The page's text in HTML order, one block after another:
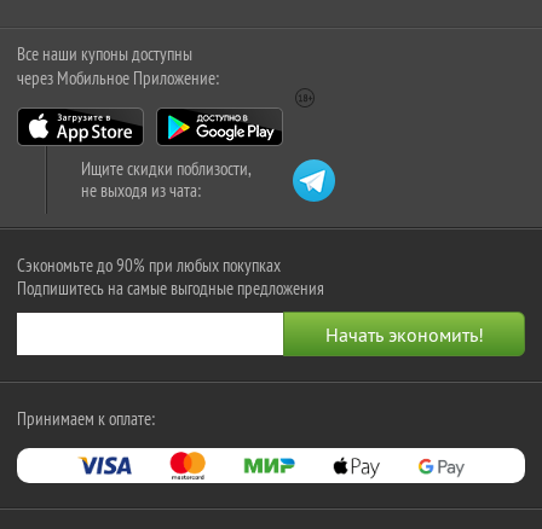
Все наши купоны доступны
через Мобильное Приложение:
Ищите скидки поблизости,
не выходя из чата:
Сэкономьте до 90% при любых покупках
Подпишитесь на самые выгодные предложения
Принимаем к оплате: